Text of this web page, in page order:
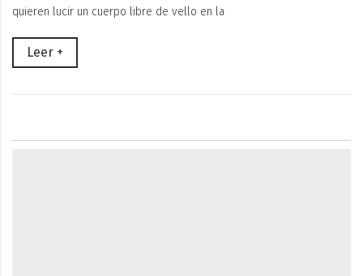
quieren lucir un cuerpo libre de vello en la
Leer +